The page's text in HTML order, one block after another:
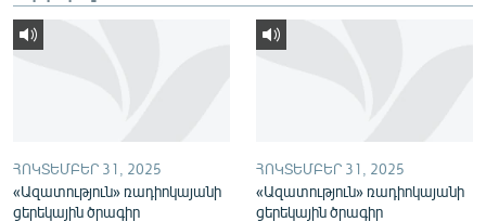
Հայերեն
ՀԵՏԵՎԵՔ ՄԵԶ
ՀՈԿՏԵՄԲԵՐ 31, 2025
«Ազատություն» ռադիոկայանի
ցերեկային ծրագիր
ՀՈԿՏԵՄԲԵՐ 31, 2025
«Ազատություն» ռադիոկայանի
ցերեկային ծրագիր